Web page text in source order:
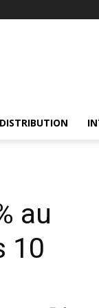
DISTRIBUTION
au
10